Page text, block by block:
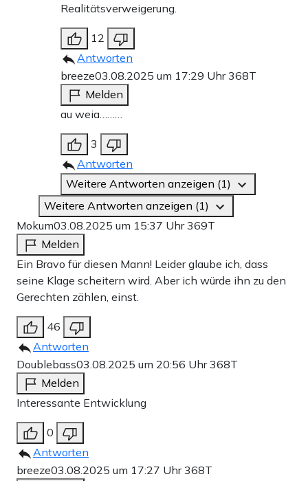
Realitätsverweigerung.
12
Antworten
breeze03.08.2025 um 17:29 Uhr368T
Melden
au weia………
3
Antworten
Weitere Antworten anzeigen (1)
Weitere Antworten anzeigen (1)
Mokum03.08.2025 um 15:37 Uhr369T
Melden
Ein Bravo für diesen Mann! Leider glaube ich, dass
seine Klage scheitern wird. Aber ich würde ihn zu den
Gerechten zählen, einst.
46
Antworten
Doublebass03.08.2025 um 20:56 Uhr368T
Melden
Interessante Entwicklung
0
Antworten
breeze03.08.2025 um 17:27 Uhr368T